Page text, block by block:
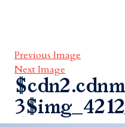
Previous Image
Next Image